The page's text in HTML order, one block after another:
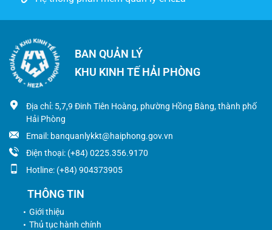
BAN QUẢN LÝ
KHU KINH TẾ HẢI PHÒNG
Địa chỉ: 5,7,9 Đinh Tiên Hoàng, phường Hồng Bàng, thành phố
Hải Phòng
Email: banquanlykkt@haiphong.gov.vn
Điện thoại: (+84) 0225.356.9170
Hotline: (+84) 904373905
THÔNG TIN
Giới thiệu
Thủ tục hành chính